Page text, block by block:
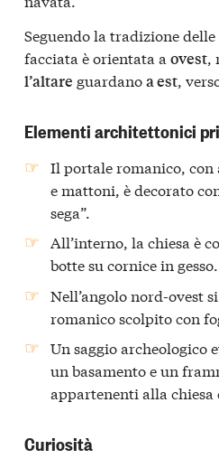
Seguendo la tradizione delle
facciata è orientata a ovest,
l’altare guardanoa est,
Elementi architettonici
Il portale romanico,
e mattoni, è decorato
sega”.
All’interno, la chiesa è
botte su cornice in gesso.
Nell’angolo nord-ovest
romanico scolpito con
Un saggio archeologico
un basamento e un
appartenenti alla
Curiosità